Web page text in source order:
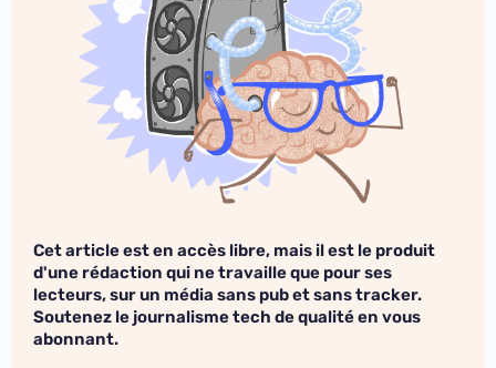
Cet article est en accès libre, mais il est le produit
d'une rédaction qui ne travaille que pour ses
lecteurs, sur un média sans pub et sans tracker.
Soutenez le journalisme tech de qualité en vous
abonnant.